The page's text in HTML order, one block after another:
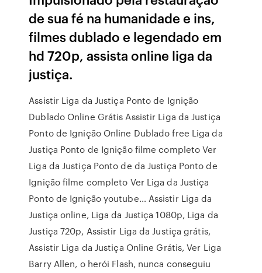
de sua fé na humanidade e ins,
filmes dublado e legendado em
hd 720p, assista online liga da
justiça.
Assistir Liga da Justiça Ponto de Ignição
Dublado Online Grátis Assistir Liga da Justiça
Ponto de Ignição Online Dublado free Liga da
Justiça Ponto de Ignição filme completo Ver
Liga da Justiça Ponto de da Justiça Ponto de
Ignição filme completo Ver Liga da Justiça
Ponto de Ignição youtube… Assistir Liga da
Justiça online, Liga da Justiça 1080p, Liga da
Justiça 720p, Assistir Liga da Justiça grátis,
Assistir Liga da Justiça Online Grátis, Ver Liga
Barry Allen, o herói Flash, nunca conseguiu